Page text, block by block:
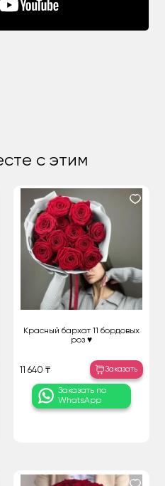
с этим
Красный бархат 11 бордовых
роз ♥️
11 640 ₸ Заказать
Заказать по
WhatsApp